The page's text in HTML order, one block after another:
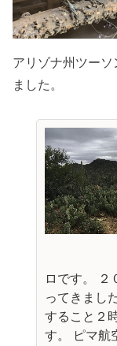
アリゾナ州ツー
ました。
ロです。 ２
ってきまし
すること２
す。 ピマ航